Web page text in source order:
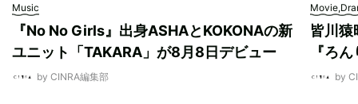
Music
『No No Girls』出身ASHAとKOKONAの新
ユニット「TAKARA」が8月8日デビュー
by CINRA編集部
皆川猿
『ろ
by